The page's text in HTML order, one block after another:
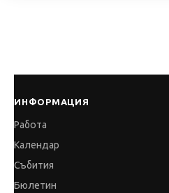
ИНФОРМАЦИЯ
Работа
Календар
Събития
Бюлетин